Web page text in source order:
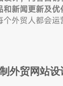
和新闻更新及优
外贸人都会运
外贸网站设